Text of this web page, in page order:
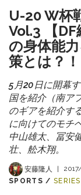
U-20 W杯
Vol.3 【
の身体能
策とは？！
5月20日に開幕
国を紹介（南ア
のギアを紹介す
に向けてのモチ
中山雄太、冨安
壮、舩木翔。
安藤隆人 |
SPORTS / SERIES